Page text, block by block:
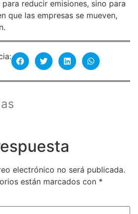
reducir emisiones, sino para
que las empresas se mueven,
electrónico no será publicada.
están marcados con *